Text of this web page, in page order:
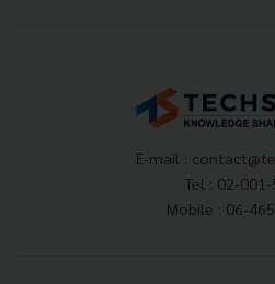
E-mail :
Tel : 02-
Mobile : 06-